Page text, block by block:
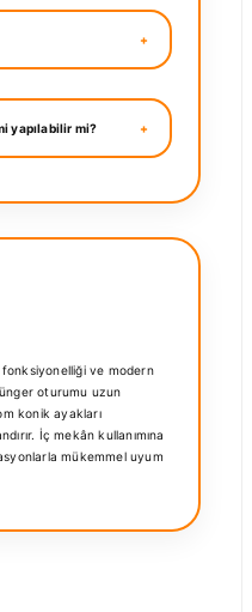
yapılabilir mi?
ve modern
oturumu uzun
konik ayakları
İç mekân kullanımına
mükemmel uyum